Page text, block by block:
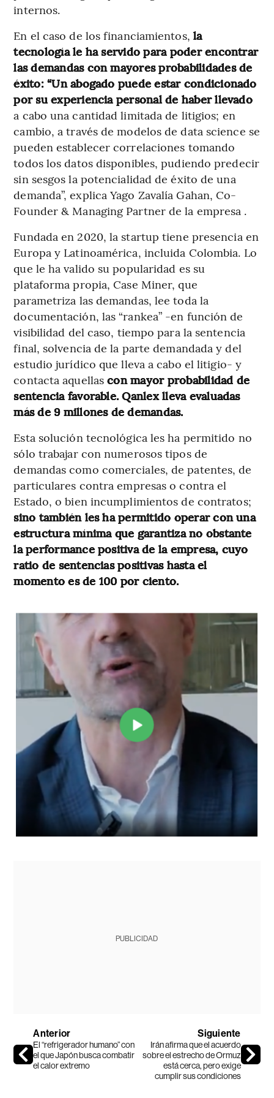
internos.
En el caso de los financiamientos, la
tecnología le ha servido para poder encontrar
las demandas con mayores probabilidades de
éxito: “Un abogado puede estar condicionado
por su experiencia personal de haber llevado
a cabo una cantidad limitada de litigios; en
cambio, a través de modelos de data science se
pueden establecer correlaciones tomando
todos los datos disponibles, pudiendo predecir
sin sesgos la potencialidad de éxito de una
demanda”, explica Yago Zavalía Gahan, Co-
Founder & Managing Partner de la empresa .
Fundada en 2020, la startup tiene presencia en
Europa y Latinoamérica, incluida Colombia. Lo
que le ha valido su popularidad es su
plataforma propia, Case Miner, que
parametriza las demandas, lee toda la
documentación, las “rankea” -en función de
visibilidad del caso, tiempo para la sentencia
final, solvencia de la parte demandada y del
estudio jurídico que lleva a cabo el litigio- y
contacta aquellascon mayor probabilidad de
sentencia favorable. Qanlex lleva evaluadas
más de 9 millones de demandas.
Esta solución tecnológica les ha permitido no
sólo trabajar con numerosos tipos de
demandas como comerciales, de patentes, de
particulares contra empresas o contra el
Estado, o bien incumplimientos de contratos;
sino también les ha permitido operar con una
estructura mínima que garantiza no obstante
la performance positiva de la empresa, cuyo
ratio de sentencias positivas hasta el
momento es de 100 por ciento.
PUBLICIDAD
Anterior
El “refrigerador humano” con
el que Japón busca combatir
el calor extremo
Siguiente
Irán afirma que el acuerdo
sobre el estrecho de Ormuz
está cerca, pero exige
cumplir sus condiciones